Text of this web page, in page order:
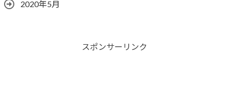
2020年5月
スポンサーリンク